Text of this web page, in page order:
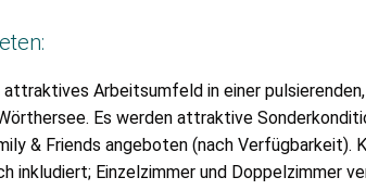
attraktives Arbeitsumfeld in einer
Es werden attraktive
& Friends angeboten (nach Verfügbarkeit).
inkludiert; Einzelzimmer und Doppelzimmer